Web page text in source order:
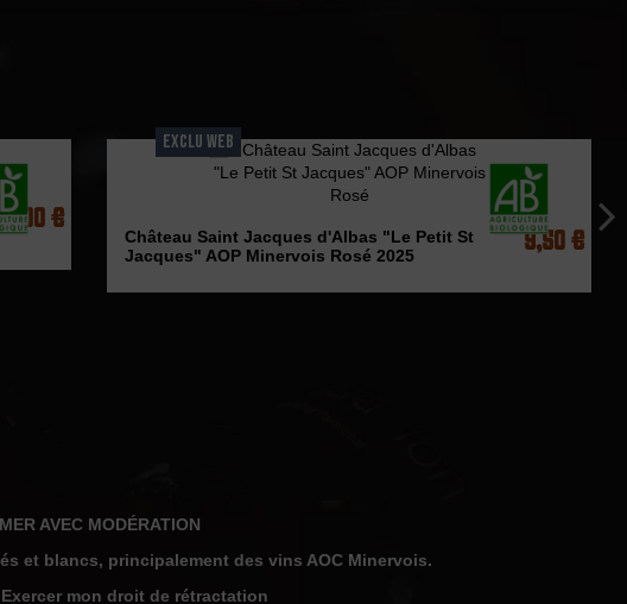
17,00 €
EXCLU WEB
Château Saint Jacques d'Albas "Le Petit St
Jacques" AOP Minervois Rosé 2025
9,50 €
AVEC MODÉRATION
et blancs, principalement des vins AOC Minervois.
Exercer mon droit de rétractation